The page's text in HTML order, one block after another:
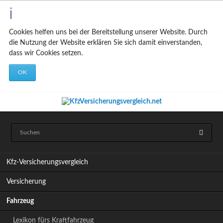
Cookies helfen uns bei der Bereitstellung unserer Website. Durch
die Nutzung der Website erklären Sie sich damit einverstanden,
dass wir Cookies setzen.
OK
a
Kfz-Versicherungsvergleich
Versicherung
Fahrzeug
Lexikon fürs Kraftfahrzeug